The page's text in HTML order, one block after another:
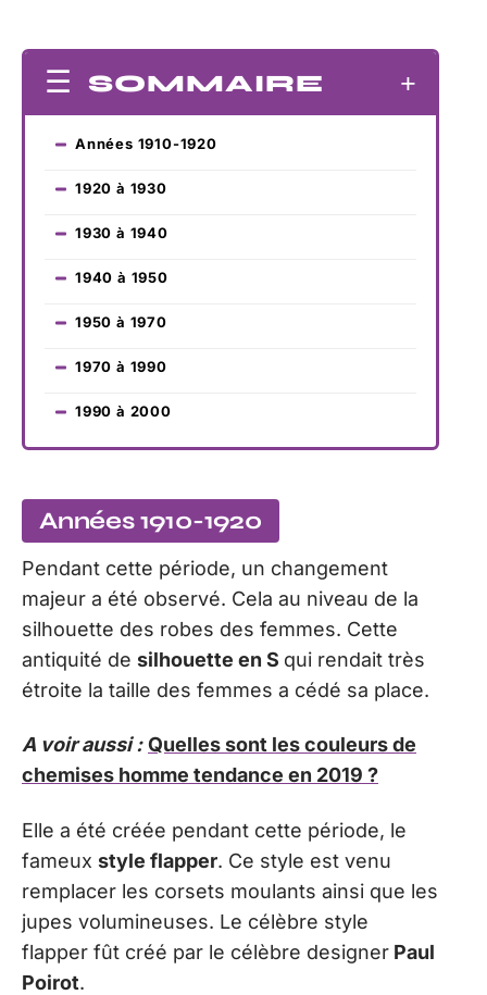
SOMMAIRE
Années 1910-1920
1920 à 1930
1930 à 1940
1940 à 1950
1950 à 1970
1970 à 1990
1990 à 2000
Années 1910-1920
Pendant cette période, un changement
majeur a été observé. Cela au niveau de la
silhouette des robes des femmes. Cette
antiquité de silhouette en S qui rendait très
étroite la taille des femmes a cédé sa place.
A voir aussi : Quelles sont les couleurs de
chemises homme tendance en 2019 ?
Elle a été créée pendant cette période, le
fameux style flapper. Ce style est venu
remplacer les corsets moulants ainsi que les
jupes volumineuses. Le célèbre style
flapper fût créé par le célèbre designer Paul
Poirot.